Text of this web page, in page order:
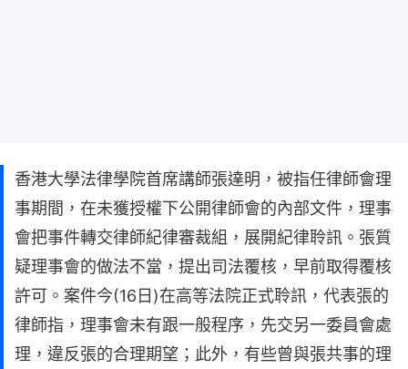
香港大學法律學院首席講師張達明，被指任律師會理
事期間，在未獲授權下公開律師會的內部文件，理事
會把事件轉交律師紀律審裁組，展開紀律聆訊。張質
疑理事會的做法不當，提出司法覆核，早前取得覆核
許可。案件今(16日)在高等法院正式聆訊，代表張的
律師指，理事會未有跟一般程序，先交另一委員會處
理，違反張的合理期望；此外，有些曾與張共事的理